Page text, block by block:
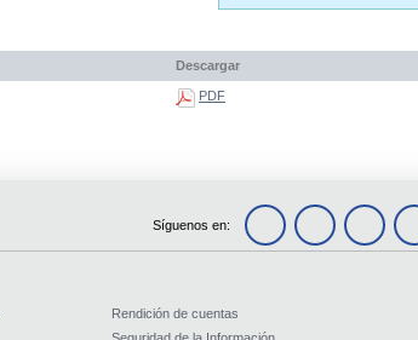
Descargar
PDF
Síguenos en:
Rendición de cuentas